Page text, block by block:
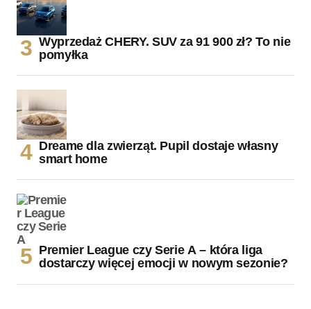
Wyprzedaż CHERY. SUV za 91 900 zł? To nie
pomyłka
Dreame dla zwierząt. Pupil dostaje własny
smart home
Premier League czy Serie A – która liga
dostarczy więcej emocji w nowym sezonie?